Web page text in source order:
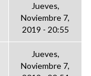
Jueves,
Noviembre 7,
2019 - 20:55
Jueves,
Noviembre 7,